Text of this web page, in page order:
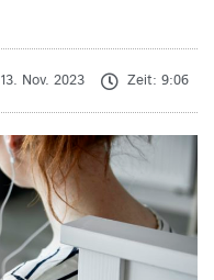
13. Nov. 2023 Zeit: 9:06